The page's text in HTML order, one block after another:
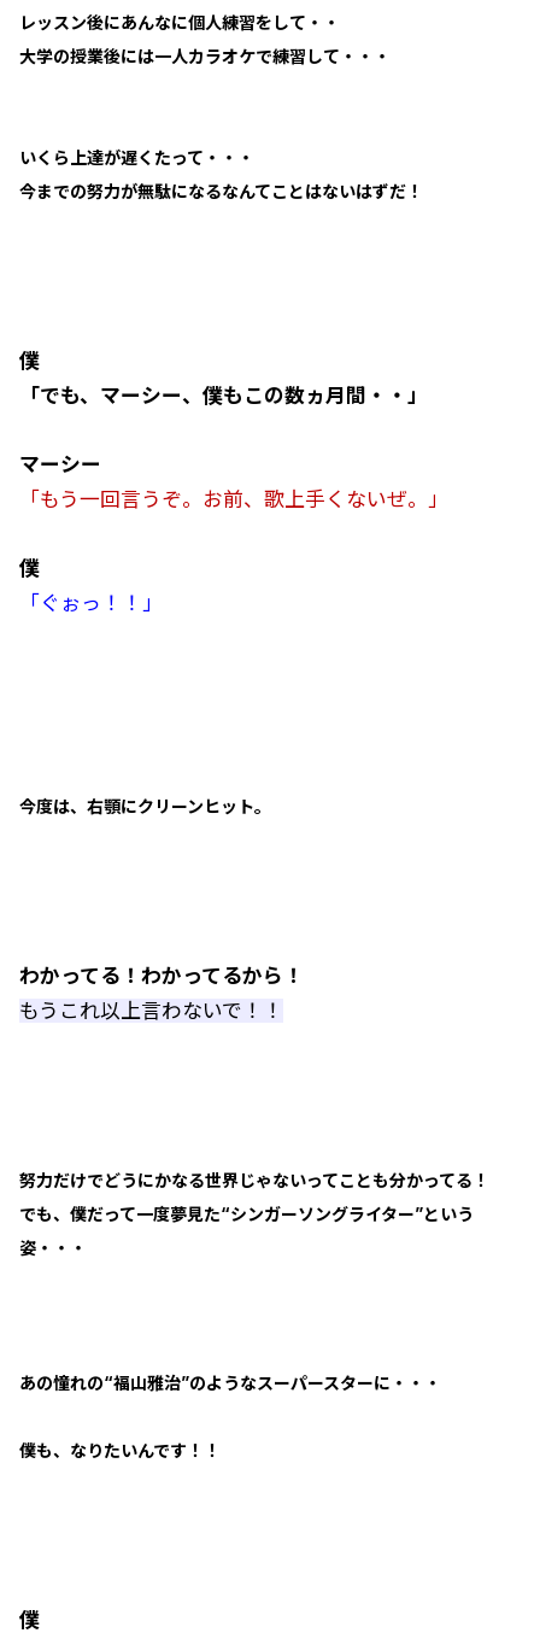
レッスン後にあんなに個人練習をして・・
大学の授業後には一人カラオケで練習して・・・
いくら上達が遅くたって・・・
今までの努力が無駄になるなんてことはないはずだ！
僕
「でも、マーシー、僕もこの数ヵ月間・・」
マーシー
「もう一回言うぞ。お前、歌上手くないぜ。」
僕
「ぐぉっ！！」
今度は、右顎にクリーンヒット。
わかってる！わかってるから！
もうこれ以上言わないで！！
努力だけでどうにかなる世界じゃないってことも分かってる！
でも、僕だって一度夢見た“シンガーソングライター”という
姿・・・
あの憧れの“福山雅治”のようなスーパースターに・・・
僕も、なりたいんです！！
僕